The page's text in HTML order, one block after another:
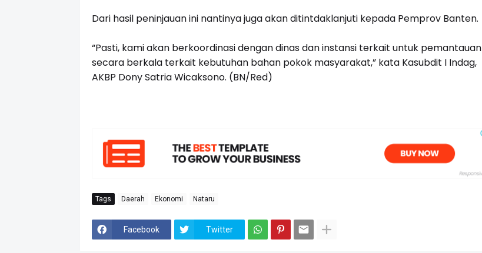
Dari hasil peninjauan ini nantinya juga akan ditintdaklanjuti kepada Pemprov Banten.
“Pasti, kami akan berkoordinasi dengan dinas dan instansi terkait untuk pemantauan
secara berkala terkait kebutuhan bahan pokok masyarakat,” kata Kasubdit I Indag,
AKBP Dony Satria Wicaksono. (BN/Red)
Tags Daerah Ekonomi Nataru
Facebook Twitter